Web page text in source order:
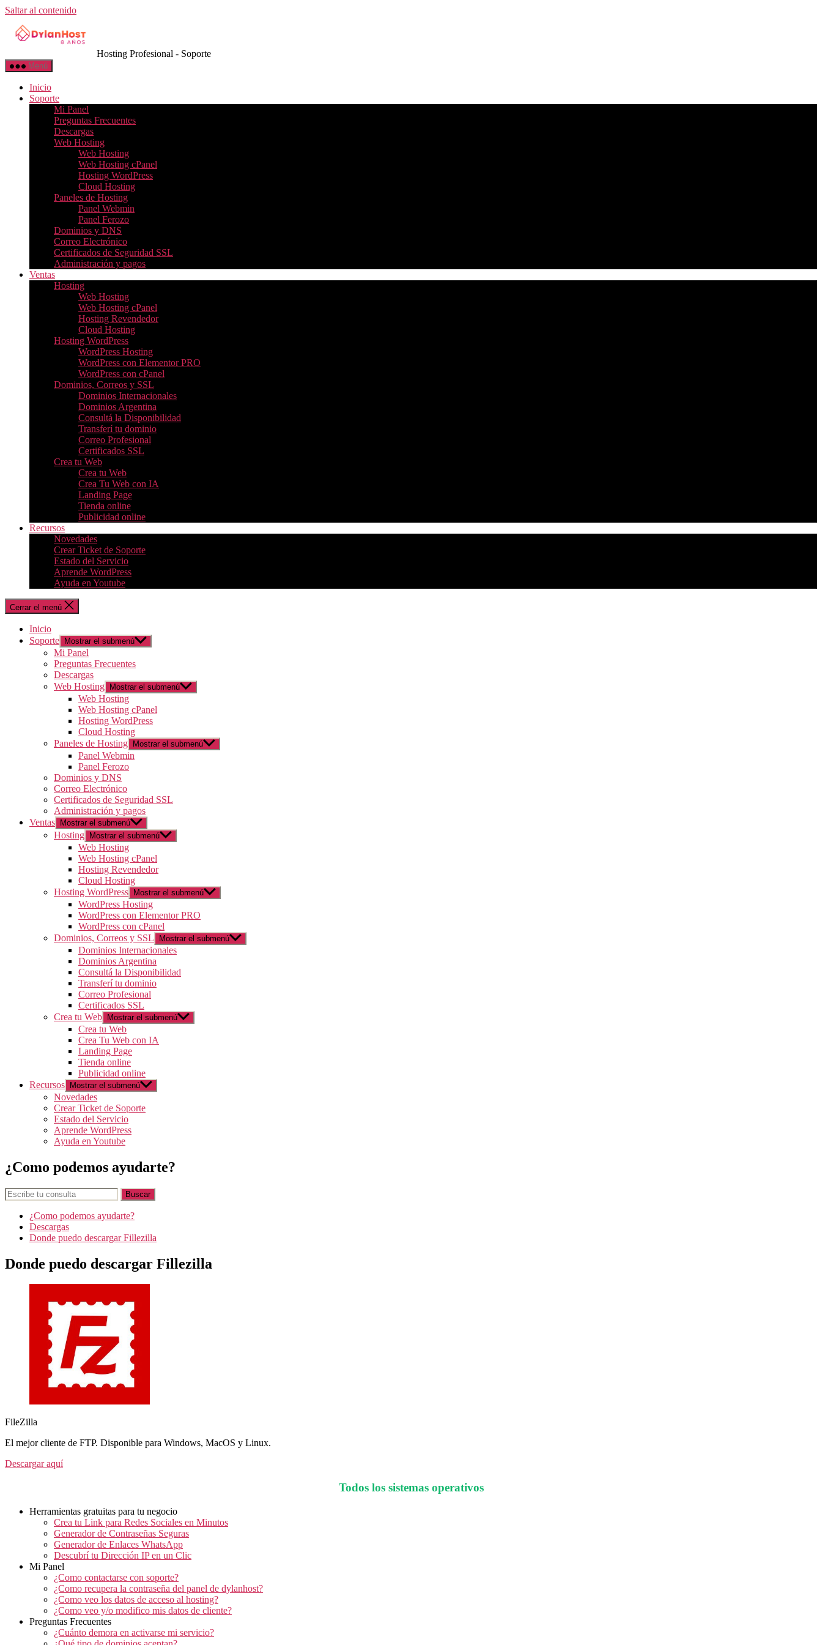
Saltar al contenido
Hosting Profesional - Soporte
Menú
Inicio
Soporte
Mi Panel
Preguntas Frecuentes
Descargas
Web Hosting
Web Hosting
Web Hosting cPanel
Hosting WordPress
Cloud Hosting
Paneles de Hosting
Panel Webmin
Panel Ferozo
Dominios y DNS
Correo Electrónico
Certificados de Seguridad SSL
Administración y pagos
Ventas
Hosting
Web Hosting
Web Hosting cPanel
Hosting Revendedor
Cloud Hosting
Hosting WordPress
WordPress Hosting
WordPress con Elementor PRO
WordPress con cPanel
Dominios, Correos y SSL
Dominios Internacionales
Dominios Argentina
Consultá la Disponibilidad
Transferí tu dominio
Correo Profesional
Certificados SSL
Crea tu Web
Crea tu Web
Crea Tu Web con IA
Landing Page
Tienda online
Publicidad online
Recursos
Novedades
Crear Ticket de Soporte
Estado del Servicio
Aprende WordPress
Ayuda en Youtube
Cerrar el menú
Inicio
Soporte
Mostrar el submenú
Mi Panel
Preguntas Frecuentes
Descargas
Web Hosting
Mostrar el submenú
Web Hosting
Web Hosting cPanel
Hosting WordPress
Cloud Hosting
Paneles de Hosting
Mostrar el submenú
Panel Webmin
Panel Ferozo
Dominios y DNS
Correo Electrónico
Certificados de Seguridad SSL
Administración y pagos
Ventas
Mostrar el submenú
Hosting Mostrar el submenú
Web Hosting
Web Hosting cPanel
Hosting Revendedor
Cloud Hosting
Hosting WordPress
Mostrar el submenú
WordPress Hosting
WordPress con Elementor PRO
WordPress con cPanel
Dominios, Correos y SSL
Mostrar el submenú
Dominios Internacionales
Dominios Argentina
Consultá la Disponibilidad
Transferí tu dominio
Correo Profesional
Certificados SSL
Crea tu Web
Mostrar el submenú
Crea tu Web
Crea Tu Web con IA
Landing Page
Tienda online
Publicidad online
Recursos
Mostrar el submenú
Novedades
Crear Ticket de Soporte
Estado del Servicio
Aprende WordPress
Ayuda en Youtube
¿Como podemos ayudarte?
¿Como podemos ayudarte?
Descargas
Donde puedo descargar Fillezilla
Donde puedo descargar Fillezilla
FileZilla
El mejor cliente de FTP. Disponible para Windows, MacOS y Linux.
Descargar aquí
Todos los sistemas operativos
Herramientas gratuitas para tu negocio
Crea tu Link para Redes Sociales en Minutos
Generador de Contraseñas Seguras
Generador de Enlaces WhatsApp
Descubrí tu Dirección IP en un Clic
Mi Panel
¿Como contactarse con soporte?
¿Como recupera la contraseña del panel de dylanhost?
¿Como veo los datos de acceso al hosting?
¿Como veo y/o modifico mis datos de cliente?
Preguntas Frecuentes
¿Cuánto demora en activarse mi servicio?